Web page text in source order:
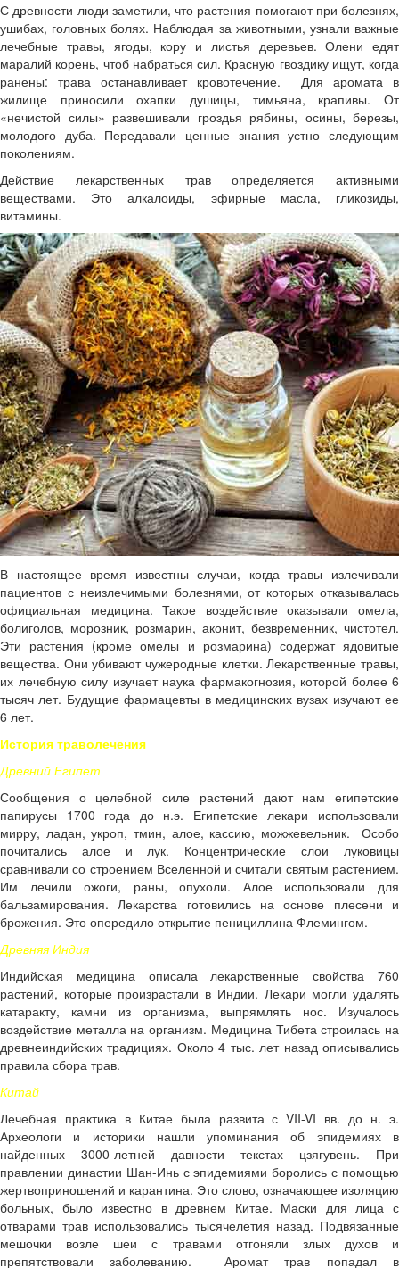
С древности люди заметили, что растения помогают при болезнях,
ушибах, головных болях. Наблюдая за животными, узнали важные
лечебные травы, ягоды, кору и листья деревьев. Олени едят
маралий корень, чтоб набраться сил. Красную гвоздику ищут, когда
ранены: трава останавливает кровотечение. Для аромата в
жилище приносили охапки душицы, тимьяна, крапивы. От
«нечистой силы» развешивали гроздья рябины, осины, березы,
молодого дуба. Передавали ценные знания устно следующим
поколениям.
Действие лекарственных трав определяется активными
веществами. Это алкалоиды, эфирные масла, гликозиды,
витамины.
В настоящее время известны случаи, когда травы излечивали
пациентов с неизлечимыми болезнями, от которых отказывалась
официальная медицина. Такое воздействие оказывали омела,
болиголов, морозник, розмарин, аконит, безвременник, чистотел.
Эти растения (кроме омелы и розмарина) содержат ядовитые
вещества. Они убивают чужеродные клетки. Лекарственные травы,
их лечебную силу изучает наука фармакогнозия, которой более 6
тысяч лет. Будущие фармацевты в медицинских вузах изучают ее
6 лет.
История траволечения
Древний Египет
Сообщения о целебной силе растений дают нам египетские
папирусы 1700 года до н.э. Египетские лекари использовали
мирру, ладан, укроп, тмин, алое, кассию, можжевельник. Особо
почитались алое и лук. Концентрические слои луковицы
сравнивали со строением Вселенной и считали святым растением.
Им лечили ожоги, раны, опухоли. Алое использовали для
бальзамирования. Лекарства готовились на основе плесени и
брожения. Это опередило открытие пенициллина Флемингом.
Древняя Индия
Индийская медицина описала лекарственные свойства 760
растений, которые произрастали в Индии. Лекари могли удалять
катаракту, камни из организма, выпрямлять нос. Изучалось
воздействие металла на организм. Медицина Тибета строилась на
древнеиндийских традициях. Около 4 тыс. лет назад описывались
правила сбора трав.
Китай
Лечебная практика в Китае была развита с VII-VI вв. до н. э.
Археологи и историки нашли упоминания об эпидемиях в
найденных 3000-летней давности текстах цзягувень. При
правлении династии Шан-Инь с эпидемиями боролись с помощью
жертвоприношений и карантина. Это слово, означающее изоляцию
больных, было известно в древнем Китае. Маски для лица с
отварами трав использовались тысячелетия назад. Подвязанные
мешочки возле шеи с травами отгоняли злых духов и
препятствовали заболеванию. Аромат трав попадал в